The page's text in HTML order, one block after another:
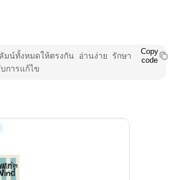
น์ทั้งหมดให้ตรงกัน อ่านง่าย รักษา
การแก้ไข
Copy
code